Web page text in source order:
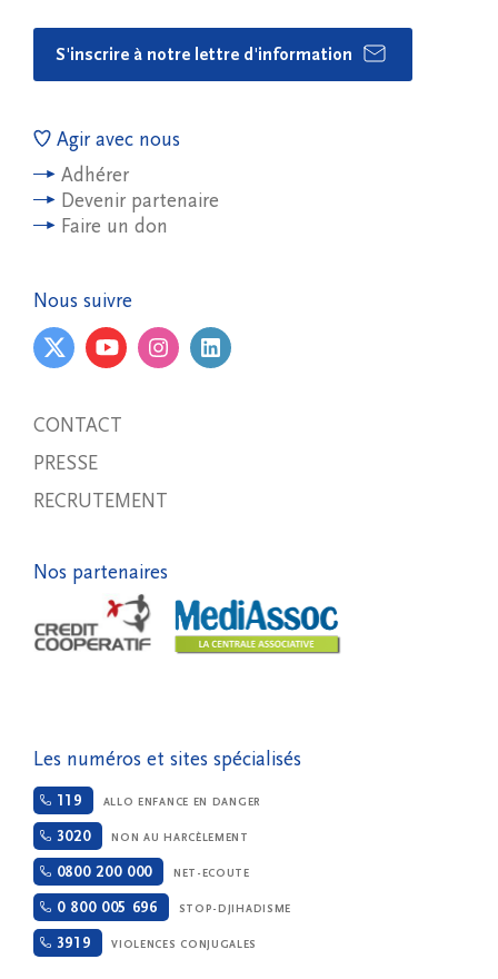
S'inscrire à notre lettre d'information
Agir avec nous
Adhérer
Devenir partenaire
Faire un don
Nous suivre
CONTACT
PRESSE
RECRUTEMENT
Nos partenaires
Les numéros et sites spécialisés
119 ALLO ENFANCE EN DANGER
3020 NON AU HARCÈLEMENT
0800 200 000 NET-ECOUTE
0 800 005 696 STOP-DJIHADISME
3919 VIOLENCES CONJUGALES